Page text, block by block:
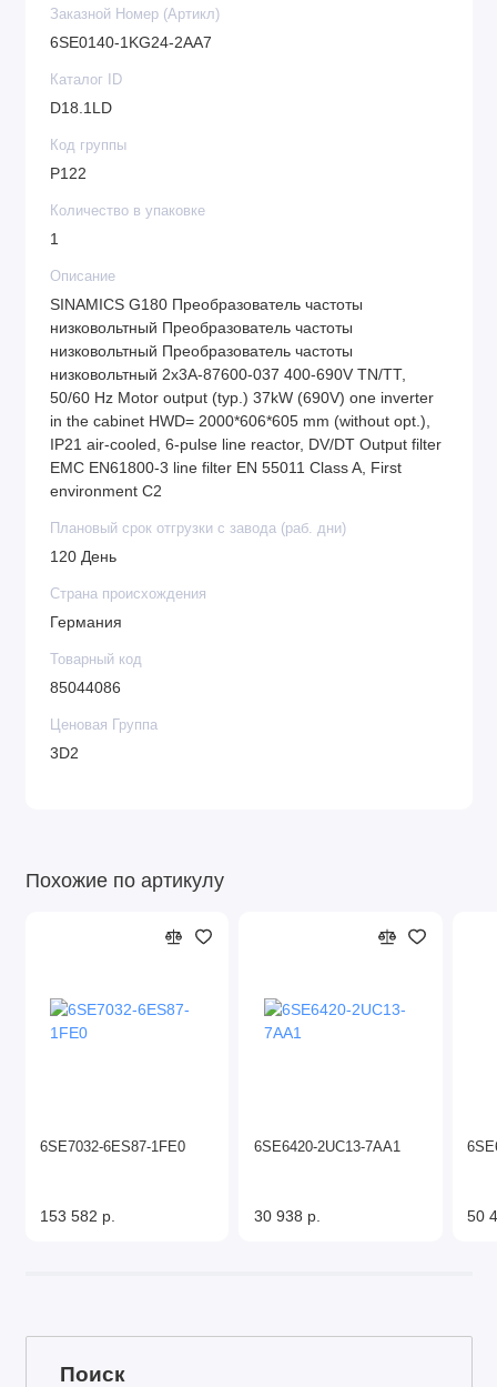
Заказной Номер (Артикл)
6SE0140-1KG24-2AA7
Каталог ID
D18.1LD
Код группы
P122
Количество в упаковке
1
Описание
SINAMICS G180 Преобразователь частоты
низковольтный Преобразователь частоты
низковольтный Преобразователь частоты
низковольтный 2x3A-87600-037 400-690V TN/TT,
50/60 Hz Motor output (typ.) 37kW (690V) one inverter
in the cabinet HWD= 2000*606*605 mm (without opt.),
IP21 air-cooled, 6-pulse line reactor, DV/DT Output filter
EMC EN61800-3 line filter EN 55011 Class A, First
environment C2
Плановый срок отгрузки с завода (раб. дни)
120 День
Страна происхождения
Германия
Товарный код
85044086
Ценовая Группа
3D2
Похожие по артикулу
6SE7032-6ES87-1FE0
153 582 р.
6SE6420-2UC13-7AA1
30 938 р. 50
Поиск